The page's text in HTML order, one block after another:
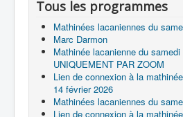
Tous les programmes
Mathinées lacaniennes du
Marc Darmon
Mathinée lacanienne du
UNIQUEMENT PAR ZOOM
Lien de connexion à la
14 février 2026
Mathinées lacaniennes du
Lien de connexion à la